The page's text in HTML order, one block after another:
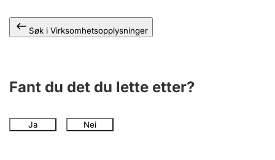
Søk i Virksomhetsopplysninger
Fant du det du lette etter?
Ja Nei